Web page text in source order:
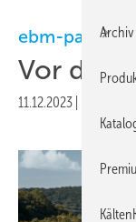
ebm-papst
Vor der
11.12.2023
Archiv